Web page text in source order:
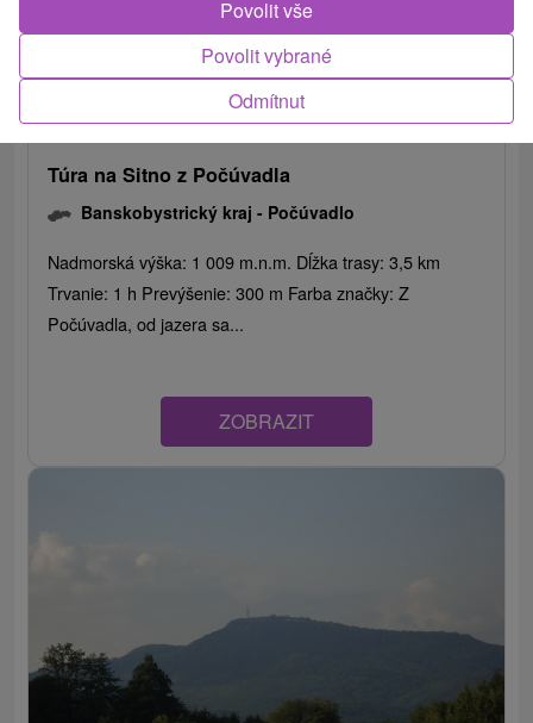
Túra na Sitno z Počúvadla
Banskobystrický kraj - Počúvadlo
Nadmorská výška: 1 009 m.n.m. Dĺžka trasy: 3,5 km
Trvanie: 1 h Prevýšenie: 300 m Farba značky: Z
Počúvadla, od jazera sa...
ZOBRAZIT
Odmítnut
Povolit vybrané
Povolit vše